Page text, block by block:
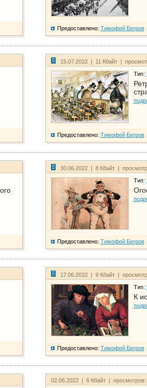
Предоставлено: Тимофей Бегров
15.07.2022 | 11 Кбайт |
Тип:
Предоставлено: Тимофей Бегров
30.06.2022 | 8 Кбайт |
Тип:
Предоставлено: Тимофей Бегров
17.06.2022 | 9 Кбайт |
Тип:
К
Предоставлено: Тимофей Бегров
02.06.2022 | 6 Кбайт | просмотров: